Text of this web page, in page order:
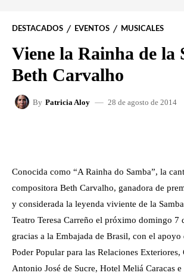
DESTACADOS EVENTOS MUSICALES
Viene la Rainha de la
Beth Carvalho
By Patricia Aloy 28 de agosto de 2014
Conocida como “A Rainha do Samba”, la
compositora Beth Carvalho, ganadora de
y considerada la leyenda viviente de la
Teatro Teresa Carreño el próximo domingo 7
gracias a la Embajada de Brasil, con el
Poder Popular para las Relaciones Exteriores,
Antonio José de Sucre, Hotel Meliá Caracas